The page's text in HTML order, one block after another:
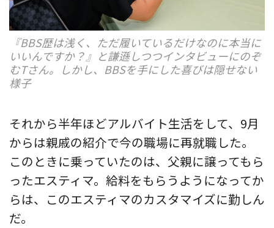
『BBS歴は浅く、ただ履いているだけなのに本当に
いいんですか？』と謙遜しつつインタビューにのぞ
むTさん。しかし、BBSを手にした喜びは隠せない
様子
それから半年ほどアルバイト生活をして、9月
からは親戚の紹介で今の職場に再就職した。
このときに乗っていたのは、父親に譲ってもら
ったエスティマ。給料をもらうようになってか
らは、このエスティマのカスタマイズに勤しん
だ。